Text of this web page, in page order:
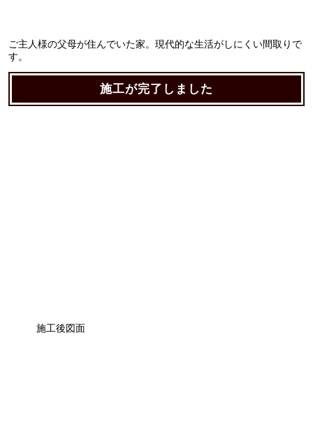
ご主人様の父母が住んでいた家。現代的な生活がしにくい間取りで
す。
施工が完了しました
施工後図面